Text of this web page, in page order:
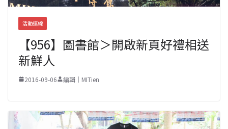
活動連線
【956】圖書館＞開啟新頁好禮相送
新鮮人
2016-09-06 編輯｜MITien